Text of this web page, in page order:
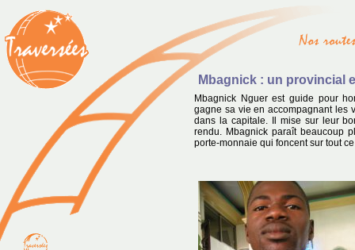
Mbagnick : un provincial
Mbagnick Nguer est guide pour
gagne sa vie en accompagnant les
dans la capitale. Il mise sur leur
rendu. Mbagnick paraît beaucoup
porte-monnaie qui foncent sur tout